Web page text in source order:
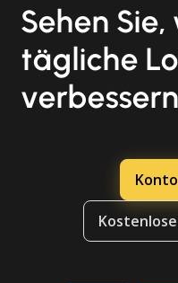
Sehen
tägliche